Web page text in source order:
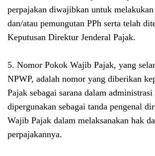
perpajakan diwajibkan untuk melakukan
dan/atau pemungutan PPh serta telah
Keputusan Direktur Jenderal Pajak.
5. Nomor Pokok Wajib Pajak, yang
NPWP, adalah nomor yang diberikan
Pajak sebagai sarana dalam
dipergunakan sebagai tanda pengenal
Wajib Pajak dalam melaksanakan hak
perpajakannya.